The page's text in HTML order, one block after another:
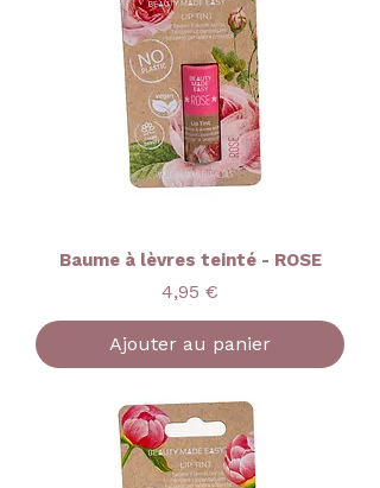
Baume à lèvres teinté - ROSE
Prix
4,95 €
Ajouter au panier